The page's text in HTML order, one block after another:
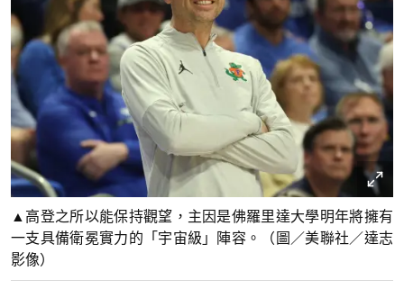
▲高登之所以能保持觀望，主因是佛羅里達大學明年將擁有
一支具備衛冕實力的「宇宙級」陣容。（圖／美聯社／達志
影像）